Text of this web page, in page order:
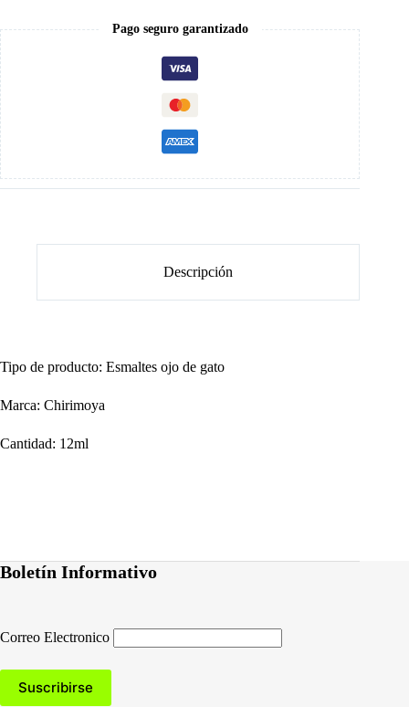
Rojo
Borgoña
cantidad
Pago seguro garantizado
Descripción
Tipo de producto: Esmaltes ojo de gato
Marca: Chirimoya
Cantidad: 12ml
Boletín Informativo
Correo Electronico